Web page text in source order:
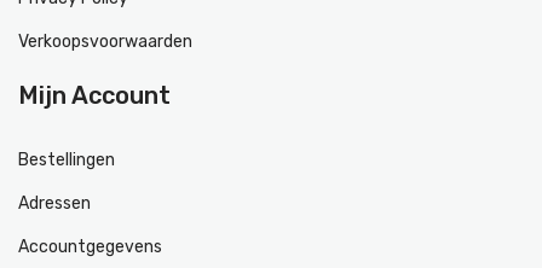
Verkoopsvoorwaarden
Mijn Account
Bestellingen
Adressen
Accountgegevens